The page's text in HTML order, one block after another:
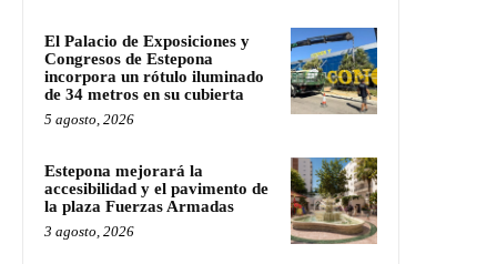
El Palacio de Exposiciones y
Congresos de Estepona
incorpora un rótulo iluminado
de 34 metros en su cubierta
5 agosto, 2026
Estepona mejorará la
accesibilidad y el pavimento de
la plaza Fuerzas Armadas
3 agosto, 2026